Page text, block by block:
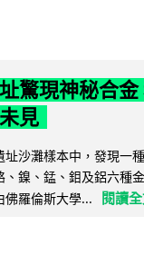
驚現神秘合金
見
沙灘樣本中，發現一
鎳、錳、鉬及鋁六種
佛羅倫斯大學...
閱讀